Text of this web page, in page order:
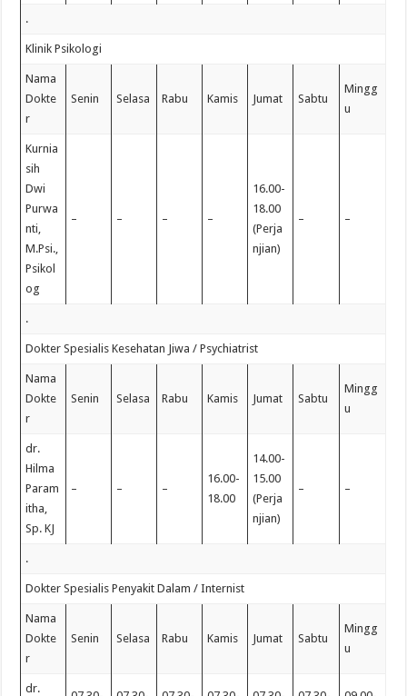
.
Klinik Psikologi
Nama
Dokte
r
Senin Selasa Rabu Kamis Jumat Sabtu
Mingg
u
Kurnia
sih
Dwi
Purwa
nti,
M.Psi.,
Psikol
og
– – – –
16.00-
18.00
(Perja
njian)
– –
.
Dokter Spesialis Kesehatan Jiwa / Psychiatrist
Nama
Dokte
r
Senin Selasa Rabu Kamis Jumat Sabtu
Mingg
u
dr.
Hilma
Param
itha,
Sp. KJ
– – –
16.00-
18.00
14.00-
15.00
(Perja
njian)
– –
.
Dokter Spesialis Penyakit Dalam / Internist
Nama
Dokte
r
Senin Selasa Rabu Kamis Jumat Sabtu
Mingg
u
dr.